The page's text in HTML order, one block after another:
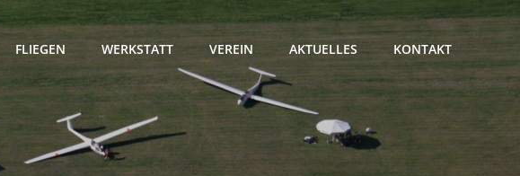
FLIEGEN WERKSTATT VEREIN AKTUELLES KONTAKT